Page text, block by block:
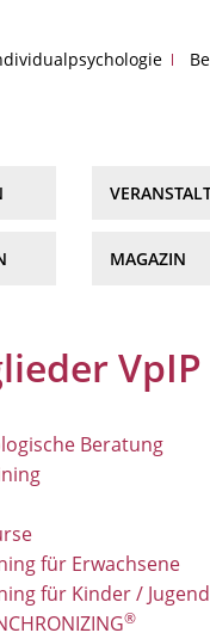
MAGAZIN
VpIP
Beratung
für Erwachsene
für Kinder /
®